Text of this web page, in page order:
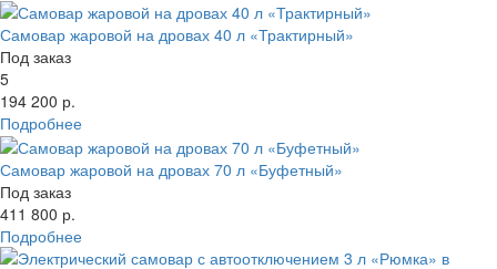
Самовар жаровой на дровах 40 л «Трактирный»
Под заказ
5
194 200 р.
Подробнее
Самовар жаровой на дровах 70 л «Буфетный»
Под заказ
411 800 р.
Подробнее